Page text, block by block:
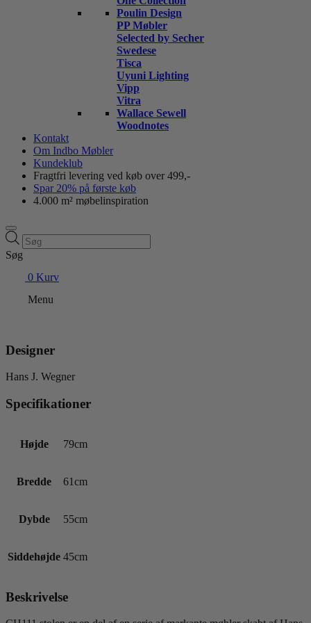
Poulin Design
PP Møbler
Selected by Secher
Swedese
Tisca
Uyuni Lighting
Vipp
Vitra
Wallace Sewell
Woodnotes
Kontakt
Om Indbo Møbler
Kundeklub
Fragtfri levering ved køb over 499,-
Spar 20% på første køb
4.000 m² møbelinspiration
Products
search
Søg
0 Kurv
Menu
Designer
Hans J. Wegner
Specifikationer
Højde 79cm
Bredde 61cm
Dybde 55cm
Siddehøjde 45cm
Beskrivelse